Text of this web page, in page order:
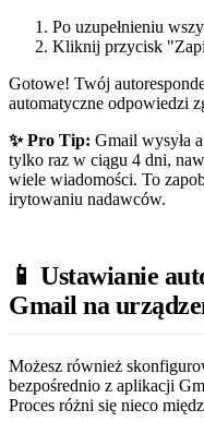
Po uzupełnieniu
Kliknij przycisk
Gotowe! Twój
automatyczne odpowiedzi
✨ Pro Tip: Gmail wysyła
tylko raz w ciągu 4 dni,
wiele wiadomości. To
irytowaniu nadawców.
📱 Ustawianie
Gmail na
Możesz również
bezpośrednio z aplikacji
Proces różni się nieco